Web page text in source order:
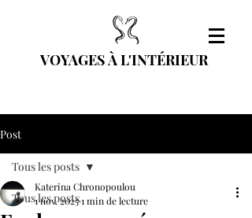
VOYAGES À L'INTÉRIEUR
Post
Tous les posts
Tous les posts
Katerina Chronopoulou
1 nov. 20251 min de lecture